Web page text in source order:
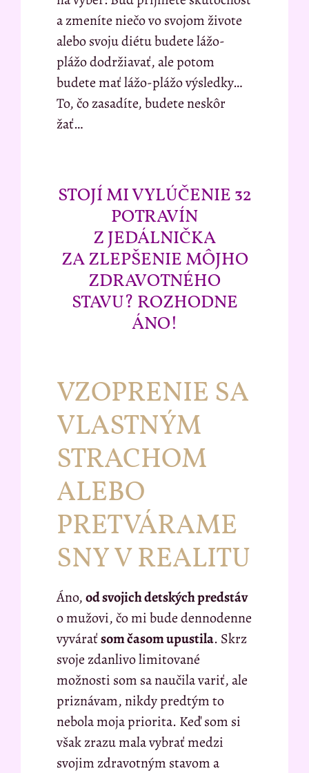
a zmeníte niečo vo svojom živote
alebo svoju diétu budete lážo-
plážo dodržiavať, ale potom
budete mať lážo-plážo výsledky…
To, čo zasadíte, budete neskôr
žať…
STOJÍ MI VYLÚČENIE 32
POTRAVÍN
Z JEDÁLNIČKA
ZA ZLEPŠENIE MÔJHO
ZDRAVOTNÉHO
STAVU? ROZHODNE
ÁNO!
VZOPRENIE SA
VLASTNÝM
STRACHOM
ALEBO
PRETVÁRAME
SNY V REALITU
Áno,od svojich detských predstáv
o mužovi, čo mi bude dennodenne
vyváraťsom časom upustila. Skrz
svoje zdanlivo limitované
možnosti som sa naučila variť, ale
priznávam, nikdy predtým to
nebola moja priorita. Keď som si
však zrazu mala vybrať medzi
svojim zdravotným stavom a